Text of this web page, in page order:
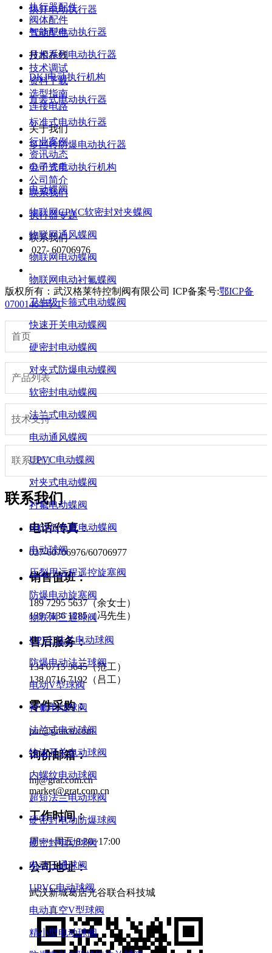
快开电动执行器
智能型电动执行器
月相系列电动执行器
DKJ电动执行机构
直装式电动执行器
标准式电动执行器
多回转防爆电动执行器
电子式电动执行机构
电动蝶阀
物联网CPVC软密封对夹蝶阀
物联网通风蝶阀
物联网电动蝶阀
物联网电动衬氟蝶阀
卫生级卡箍式电动蝶阀
快速开关电动蝶阀
硬密封电动蝶阀
对夹式防爆电动蝶阀
软密封电动蝶阀
法兰式电动蝶阀
电动通风蝶阀
UPVC电动蝶阀
对夹式电动蝶阀
衬氟电动蝶阀
600S低负载电动蝶阀
电动球阀
压裂用远程遥控旋塞阀
防爆电动旋塞阀
物联网三通球阀
UPVC法兰电动球阀
防爆电动法兰球阀
电动V型球阀
衬氟电动球阀
法兰式电动球阀
快速开关电动球阀
内螺纹电动球阀
超短法兰电动球阀
硬密封电动防爆球阀
硬密封电动球阀
电动三通球阀
UPVC电动球阀
电动真空V型球阀
精小型电动球阀
执行器配件
阀体配件
气动配件
技术在线
技术调试
资料下载
选型指南
连接电路
关于我们
行业案例
资讯动态
公司资质
公司简介
联系我们
执行器专题
联系我们
027- 60706976
版权所有：武汉格莱特控制阀有限公司 ICP备案号:鄂ICP备
07001464号-1
首页
产品列表
技术支持
联系我们
联系我们
电话/传真：
027-60706976/60706977
销售值班：
189 7295 5637（余女士）
139 7136 1285（冯先生）
售后服务：
134 0715 3645（范工）
138 0716 7192（吕工）
零件采购：
pur@gratcn.com
询价邮箱：
mj@grat.com.cn
market@grat.com.cn
工作时间：
周一~周五 8:30~17:00
公司地址：
武汉新城葛店光谷联合科技城